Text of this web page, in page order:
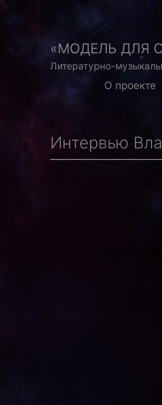
Перейти
содержимому«МОДЕЛЬ ДЛЯ
Литературно-
О проекте
Интервью